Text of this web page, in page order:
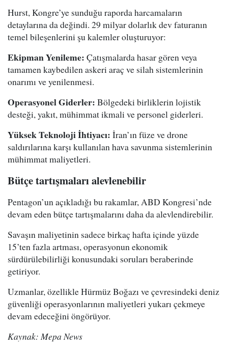
Hurst, Kongre’ye sunduğu raporda harcamaların
detaylarına da değindi. 29 milyar dolarlık dev faturanın
temel bileşenlerini şu kalemler oluşturuyor:
Ekipman Yenileme: Çatışmalarda hasar gören veya
tamamen kaybedilen askeri araç ve silah sistemlerinin
onarımı ve yenilenmesi.
Operasyonel Giderler: Bölgedeki birliklerin lojistik
desteği, yakıt, mühimmat ikmali ve personel giderleri.
Yüksek Teknoloji İhtiyacı: İran’ın füze ve drone
saldırılarına karşı kullanılan hava savunma sistemlerinin
mühimmat maliyetleri.
Bütçe tartışmaları alevlenebilir
Pentagon’un açıkladığı bu rakamlar, ABD Kongresi’nde
devam eden bütçe tartışmalarını daha da alevlendirebilir.
Savaşın maliyetinin sadece birkaç hafta içinde yüzde
15’ten fazla artması, operasyonun ekonomik
sürdürülebilirliği konusundaki soruları beraberinde
getiriyor.
Uzmanlar, özellikle Hürmüz Boğazı ve çevresindeki deniz
güvenliği operasyonlarının maliyetleri yukarı çekmeye
devam edeceğini öngörüyor.
Kaynak: Mepa News